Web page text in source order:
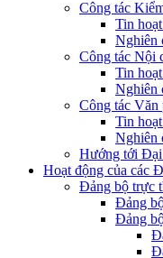
Công tác
Tin
Nghiên
Công tác Nội
Tin
Nghiên
Công tác Văn
Tin
Nghiên
Hướng tới Đại
Hoạt động của các
Đảng bộ trực
Đảng
Đảng